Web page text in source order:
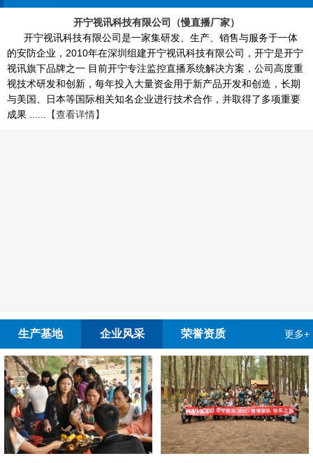
开宁视讯科技有限公司（慢直播厂家）
开宁视讯科技有限公司是一家集研发、生产、销售与服务于一体
的安防企业，2010年在深圳组建开宁视讯科技有限公司，开宁是开宁
视讯旗下品牌之一 目前开宁专注监控直播系统解决方案，公司高度重
视技术研发和创新，每年投入大量资金用于新产品开发和创造，长期
与美国、日本等国际相关知名企业进行技术合作，并取得了多项重要
成果 ......
【查看详情】
生产基地 企业风采 荣誉资质 更多+